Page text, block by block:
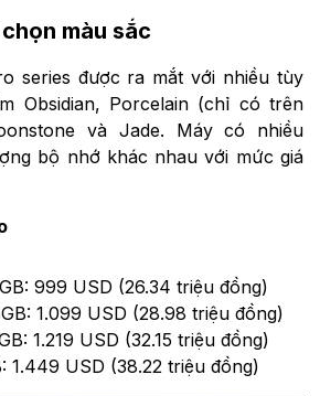
màu sắc
series được ra mắt với nhiều tùy
Obsidian, Porcelain (chỉ có trên
và Jade. Máy có nhiều
bộ nhớ khác nhau với mức giá
999 USD (26.34 triệu đồng)
1.099 USD (28.98 triệu đồng)
1.219 USD (32.15 triệu đồng)
1.449 USD (38.22 triệu đồng)